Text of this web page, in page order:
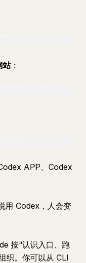
站：
APP、Codex
用 Codex，人会变
按“认识入口、跑
织。你可以从 CLI